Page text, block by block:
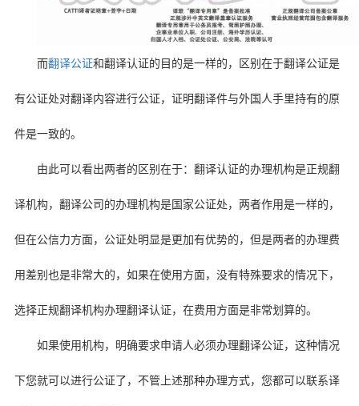
而翻译公证和翻译认证的目的是一样的，区别在于翻译公证是
有公证处对翻译内容进行公证，证明翻译件与外国人手里持有的原
件是一致的。
由此可以看出两者的区别在于：翻译认证的办理机构是正规翻
译机构，翻译公司的办理机构是国家公证处，两者作用是一样的，
但在公信力方面，公证处明显是更加有优势的，但是两者的办理费
用差别也是非常大的，如果在使用方面，没有特殊要求的情况下，
选择正规翻译机构办理翻译认证，在费用方面是非常划算的。
如果使用机构，明确要求申请人必须办理翻译公证，这种情况
下您就可以进行公证了，不管上述那种办理方式，您都可以联系译